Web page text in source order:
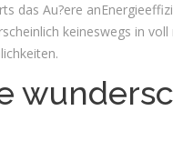
das Au?ere
keineswegs in